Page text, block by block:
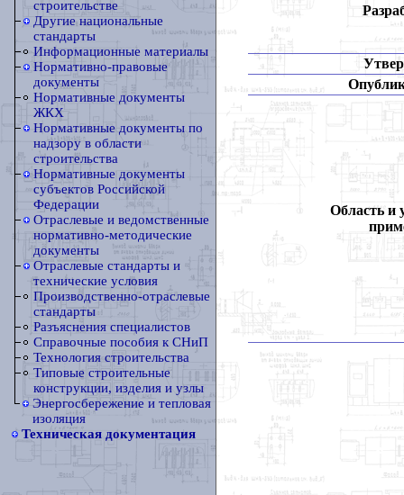
строительстве
Другие национальные
стандарты
Информационные материалы
Нормативно-правовые
документы
Нормативные документы
ЖКХ
Нормативные документы по
надзору в области
строительства
Нормативные документы
субъектов Российской
Федерации
Отраслевые и ведомственные
нормативно-методические
документы
Отраслевые стандарты и
технические условия
Производственно-отраслевые
стандарты
Разъяснения специалистов
Справочные пособия к СНиП
Технология строительства
Типовые строительные
конструкции, изделия и узлы
Энергосбережение и тепловая
изоляция
Техническая документация
Область и